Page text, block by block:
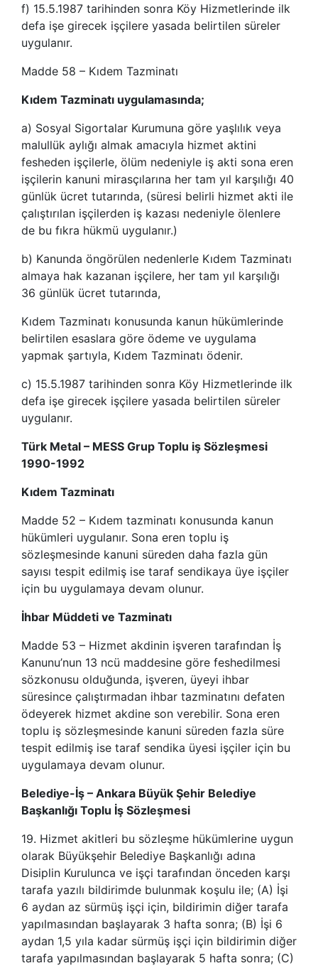
f) 15.5.1987 tarihinden sonra Köy Hizmetlerinde ilk
defa işe girecek işçilere yasada belirtilen süreler
uygulanır.
Madde 58 – Kıdem Tazminatı
Kıdem Tazminatı uygulamasında;
a) Sosyal Sigortalar Kurumuna göre yaşlılık veya
malullük aylığı almak amacıyla hizmet aktini
fesheden işçilerle, ölüm nedeniyle iş akti sona eren
işçilerin kanuni mirasçılarına her tam yıl karşılığı 40
günlük ücret tutarında, (süresi belirli hizmet akti ile
çalıştırılan işçilerden iş kazası nedeniyle ölenlere
de bu fıkra hükmü uygulanır.)
b) Kanunda öngörülen nedenlerle Kıdem Tazminatı
almaya hak kazanan işçilere, her tam yıl karşılığı
36 günlük ücret tutarında,
Kıdem Tazminatı konusunda kanun hükümlerinde
belirtilen esaslara göre ödeme ve uygulama
yapmak şartıyla, Kıdem Tazminatı ödenir.
c) 15.5.1987 tarihinden sonra Köy Hizmetlerinde ilk
defa işe girecek işçilere yasada belirtilen süreler
uygulanır.
Türk Metal – MESS Grup Toplu iş Sözleşmesi
1990-1992
Kıdem Tazminatı
Madde 52 – Kıdem tazminatı konusunda kanun
hükümleri uygulanır. Sona eren toplu iş
sözleşmesinde kanuni süreden daha fazla gün
sayısı tespit edilmiş ise taraf sendikaya üye işçiler
için bu uygulamaya devam olunur.
İhbar Müddeti ve Tazminatı
Madde 53 – Hizmet akdinin işveren tarafından İş
Kanunu’nun 13 ncü maddesine göre feshedilmesi
sözkonusu olduğunda, işveren, üyeyi ihbar
süresince çalıştırmadan ihbar tazminatını defaten
ödeyerek hizmet akdine son verebilir. Sona eren
toplu iş sözleşmesinde kanuni süreden fazla süre
tespit edilmiş ise taraf sendika üyesi işçiler için bu
uygulamaya devam olunur.
Belediye-İş – Ankara Büyük Şehir Belediye
Başkanlığı Toplu İş Sözleşmesi
19. Hizmet akitleri bu sözleşme hükümlerine uygun
olarak Büyükşehir Belediye Başkanlığı adına
Disiplin Kurulunca ve işçi tarafından önceden karşı
tarafa yazılı bildirimde bulunmak koşulu ile; (A) İşi
6 aydan az sürmüş işçi için, bildirimin diğer tarafa
yapılmasından başlayarak 3 hafta sonra; (B) İşi 6
aydan 1,5 yıla kadar sürmüş işçi için bildirimin diğer
tarafa yapılmasından başlayarak 5 hafta sonra; (C)